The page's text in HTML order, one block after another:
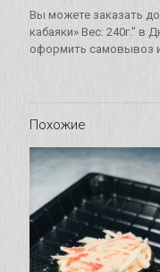
окунь
кабаяки"
Вес:
240г.
Вы можете заказать
кабаяки» Вес: 240г." в
оформить самовывоз и
Похожие